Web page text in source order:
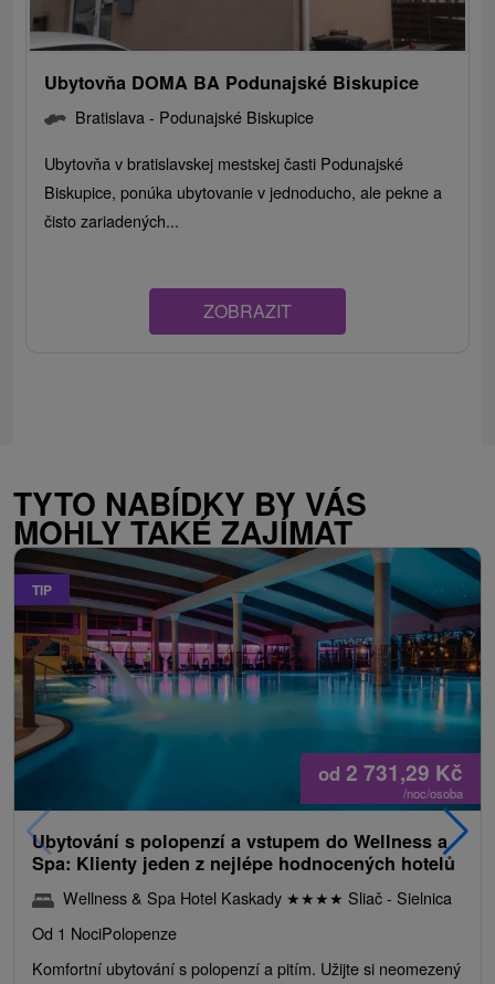
Ubytovňa DOMA BA Podunajské Biskupice
Bratislava - Podunajské Biskupice
Ubytovňa v bratislavskej mestskej časti Podunajské
Biskupice, ponúka ubytovanie v jednoducho, ale pekne a
čisto zariadených...
ZOBRAZIT
TYTO NABÍDKY BY VÁS
MOHLY TAKÉ ZAJÍMAT
TIP
od 2 731,29 Kč
/noc/osoba
Ubytování s polopenzí a vstupem do Wellness a
Spa: Klienty jeden z nejlépe hodnocených hotelů
Wellness & Spa Hotel Kaskady ★★★★ Sliač - Sielnica
Od 1 NociPolopenze
Komfortní ubytování s polopenzí a pitím. Užijte si neomezený